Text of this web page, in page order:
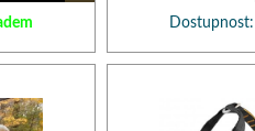
Dostupnost: